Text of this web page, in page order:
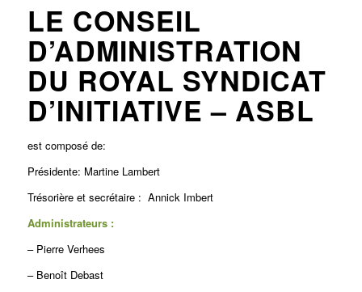
LE CONSEIL
D’ADMINISTRATION
DU ROYAL SYNDICAT
D’INITIATIVE – ASBL
est composé de:
Présidente: Martine Lambert
Trésorière et secrétaire : Annick Imbert
Administrateurs :
– Pierre Verhees
– Benoît Debast